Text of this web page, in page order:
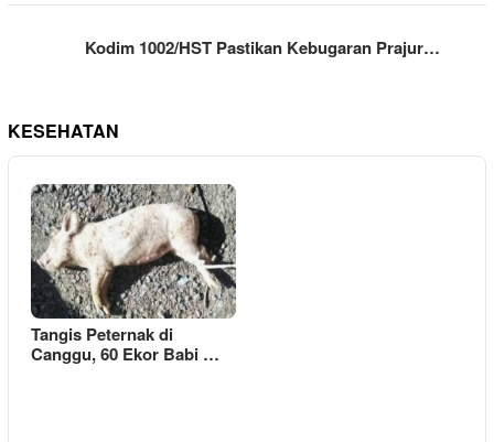
Kodim 1002/HST Pastikan Kebugaran Prajur…
KESEHATAN
Tangis Peternak di
Canggu, 60 Ekor Babi …